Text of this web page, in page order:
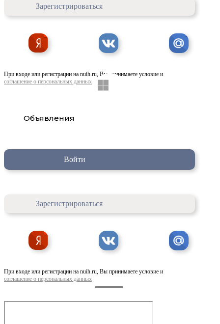
Зарегистрироваться
При входе или регистрации на nuih.ru, Вы принимаете условие и
соглашение о персональных данных
Объявления
Войти
Зарегистрироваться
При входе или регистрации на nuih.ru, Вы принимаете условие и
соглашение о персональных данных